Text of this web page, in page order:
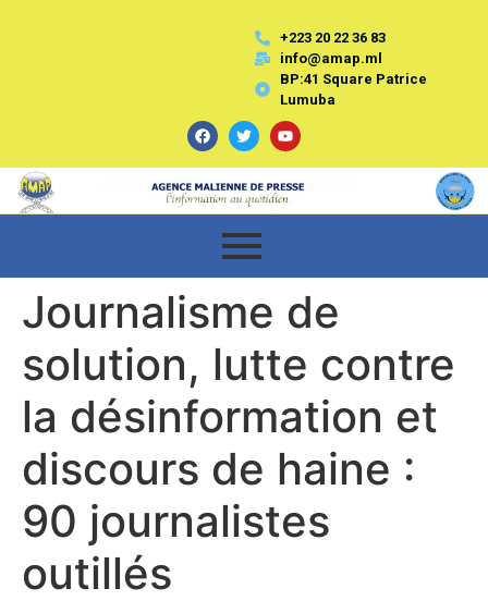
+223 20 22 36 83
info@amap.ml
BP:41 Square Patrice
Lumuba
Journalisme de
solution, lutte contre
la désinformation et
discours de haine :
90 journalistes
outillés